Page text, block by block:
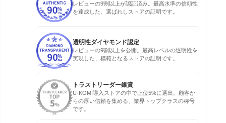
レビューの9割以上が認証済み。最高水準の信頼性
を達成した、選ばれしストアの証明です。
透明性ダイヤモンド認定
レビューの9割以上を公開。最高レベルの透明性を
実現した、模範となるストアの証明です。
トラストリーダー銀賞
U-KOMI導入ストアの中で上位5%に選出。顧客か
らの厚い信頼を集める、業界トップクラスの称号
です。